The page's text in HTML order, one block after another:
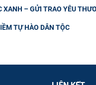
– GỬI TRAO YÊU
TỰ HÀO DÂN TỘC